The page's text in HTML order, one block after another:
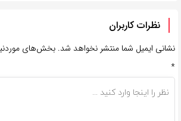
نظرات کاربران
نشانی ایمیل شما منتشر نخواهد شد. بخش‌های
*